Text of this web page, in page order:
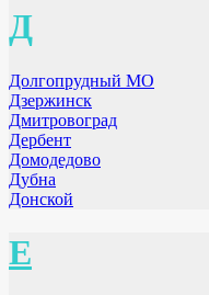
Д
Долгопрудный МО
Дзержинск
Дмитровоград
Дербент
Домодедово
Дубна
Донской
Е